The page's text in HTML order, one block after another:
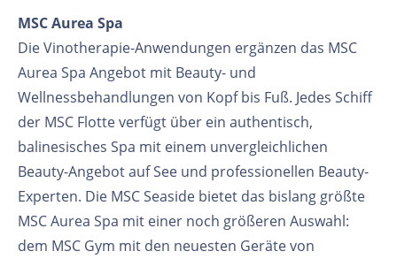
MSC Aurea Spa
Die Vinotherapie-Anwendungen ergänzen das MSC
Aurea Spa Angebot mit Beauty- und
Wellnessbehandlungen von Kopf bis Fuß. Jedes Schiff
der MSC Flotte verfügt über ein authentisch,
balinesisches Spa mit einem unvergleichlichen
Beauty-Angebot auf See und professionellen Beauty-
Experten. Die MSC Seaside bietet das bislang größte
MSC Aurea Spa mit einer noch größeren Auswahl:
dem MSC Gym mit den neuesten Geräte von